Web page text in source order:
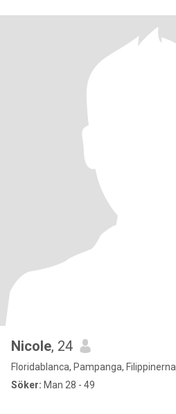
Nicole, 24
Floridablanca, Pampanga, Filippinerna
Söker: Man 28 - 49